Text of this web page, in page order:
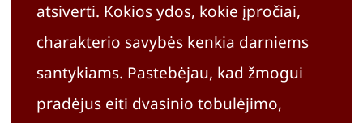
atsiverti. Kokios ydos, kokie įpročiai,
charakterio savybės kenkia darniems
santykiams. Pastebėjau, kad žmogui
pradėjus eiti dvasinio tobulėjimo,